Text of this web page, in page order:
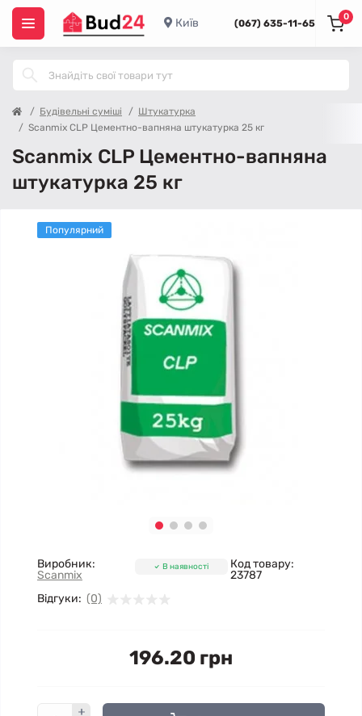
Київ (067) 635-11-65
0
Будівельні суміші
Штукатурка
Scanmix CLP Цементно-вапняна штукатурка 25 кг
Scanmix CLP Цементно-вапняна
штукатурка 25 кг
Популярний
Виробник:
Scanmix
Код товару:
23787
Відгуки: (0)
В наявності
196.20 грн